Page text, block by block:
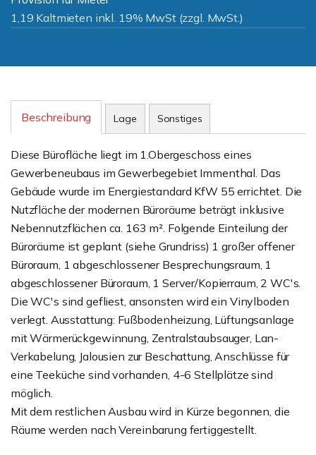
1,19 Kaltmieten inkl. 19% MwSt (zzgl. MwSt.)
Beschreibung Lage Sonstiges
Diese Bürofläche liegt im 1.Obergeschoss eines
Gewerbeneubaus im Gewerbegebiet Immenthal. Das
Gebäude wurde im Energiestandard KfW 55 errichtet. Die
Nutzfläche der modernen Büroräume beträgt inklusive
Nebennutzflächen ca. 163 m². Folgende Einteilung der
Büroräume ist geplant (siehe Grundriss) 1 großer offener
Büroraum, 1 abgeschlossener Besprechungsraum, 1
abgeschlossener Büroraum, 1 Server/Kopierraum, 2 WC's.
Die WC's sind gefliest, ansonsten wird ein Vinylboden
verlegt. Ausstattung: Fußbodenheizung, Lüftungsanlage
mit Wärmerückgewinnung, Zentralstaubsauger, Lan-
Verkabelung, Jalousien zur Beschattung, Anschlüsse für
eine Teeküche sind vorhanden, 4-6 Stellplätze sind
möglich.
Mit dem restlichen Ausbau wird in Kürze begonnen, die
Räume werden nach Vereinbarung fertiggestellt.